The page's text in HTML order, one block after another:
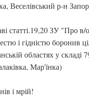
Веселівський р-н
статті.19,20 ЗУ "Про
і гідністю боронив
областях у складі
Мар'їнка)
і мрій!